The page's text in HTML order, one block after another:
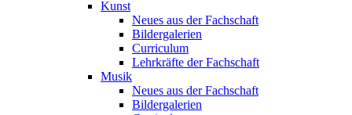
Kunst
Neues aus der Fachschaft
Bildergalerien
Curriculum
Lehrkräfte der Fachschaft
Musik
Neues aus der Fachschaft
Bildergalerien